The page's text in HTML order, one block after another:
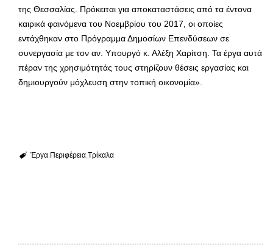
της Θεσσαλίας. Πρόκειται για αποκαταστάσεις από τα έντονα
καιρικά φαινόμενα του Νοεμβρίου του 2017, οι οποίες
εντάχθηκαν στο Πρόγραμμα Δημοσίων Επενδύσεων σε
συνεργασία με τον αν. Υπουργό κ. Αλέξη Χαρίτση. Τα έργα αυτά
πέραν της χρησιμότητάς τους στηρίζουν θέσεις εργασίας και
δημιουργούν μόχλευση στην τοπική οικονομία».
Έργα Περιφέρεια Τρίκαλα